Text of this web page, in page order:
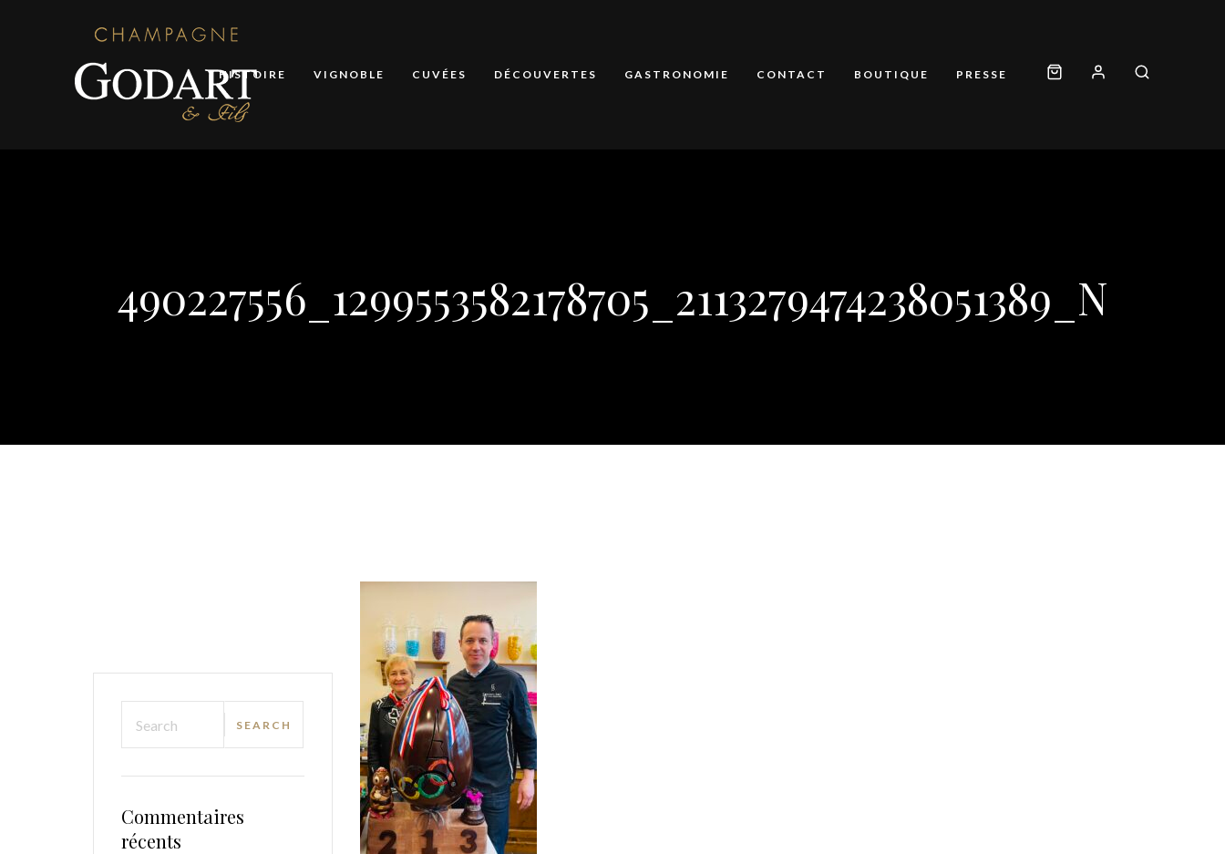
HISTOIRE VIGNOBLE CUVÉES DÉCOUVERTES GASTRONOMIE CONTACT BOUTIQUE PRESSE
490227556_1299553582178705_2113279474238051389_N
Commentaires
récents